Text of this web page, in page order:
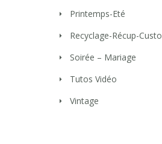
Printemps-Eté
Recyclage-Récup-Custo
Soirée – Mariage
Tutos Vidéo
Vintage